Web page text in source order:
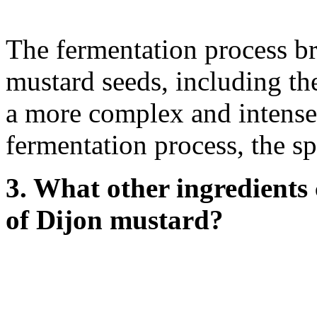
The fermentation process
mustard seeds, including
a more complex and
fermentation process, the
3. What other
of Dijon mustard?